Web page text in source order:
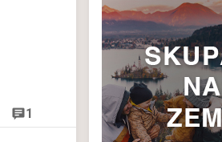
1